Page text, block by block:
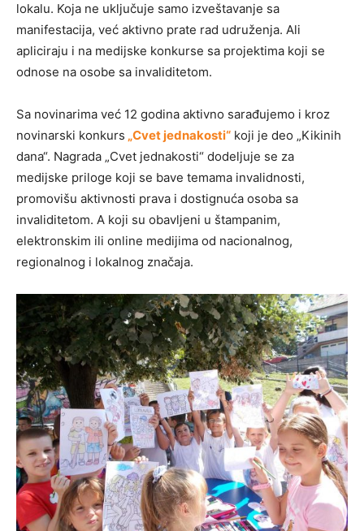
lokalu. Koja ne uključuje samo izveštavanje sa
manifestacija, već aktivno prate rad udruženja. Ali
apliciraju i na medijske konkurse sa projektima koji se
odnose na osobe sa invaliditetom.
Sa novinarima već 12 godina aktivno sarađujemo i kroz
novinarski konkurs „Cvet jednakosti“ koji je deo „Kikinih
dana“. Nagrada „Cvet jednakosti“ dodeljuje se za
medijske priloge koji se bave temama invalidnosti,
promovišu aktivnosti prava i dostignuća osoba sa
invaliditetom. A koji su obavljeni u štampanim,
elektronskim ili online medijima od nacionalnog,
regionalnog i lokalnog značaja.